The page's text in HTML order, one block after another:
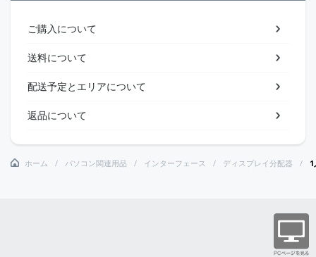
ご購入について
送料について
配送予定とエリアについて
返品について
ホーム パソコン関連用品 インターフェース ディスプレイ分配器